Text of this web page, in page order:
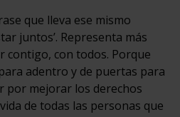
que lleva ese mismo
juntos’. Representa más
contigo, con todos. Porque
adentro y de puertas para
por mejorar los derechos
de todas las personas que